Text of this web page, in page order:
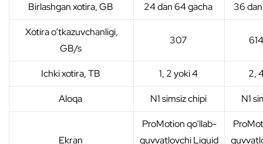
Birlashgan xotira, GB 24 dan 64 gacha 36
Xotira o‘tkazuvchanligi,
GB/s
307
Ichki xotira, TB 1, 2 yoki 4 2,
Aloqa N1 simsiz chipi N1
Ekran
ProMotion qo‘llab-
quvvatlovchi Liquid